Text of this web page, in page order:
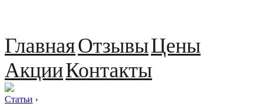
ГлавнаяОтзывыЦены
АкцииКонтакты
Статьи ›